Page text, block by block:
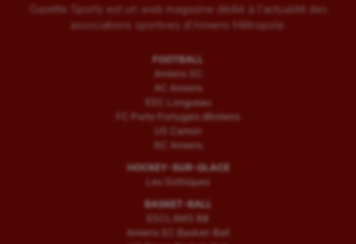
Gazette Sports est un web magazine dédié à l'actualité des
associations sportives d'Amiens Métropole.
FOOTBALL
Amiens SC
AC Amiens
ESC Longueau
FC Porto Portugais d’Amiens
US Camon
RC Amiens
HOCKEY-SUR-GLACE
Les Gothiques
BASKET-BALL
ESCLAMS BB
Amiens SC Basket-Ball